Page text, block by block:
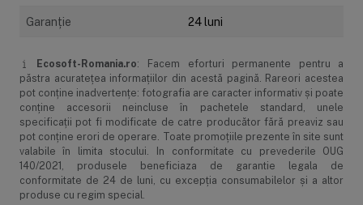
urmatoarele:
1. Remineralizare - Post filtru pentru adaugare de minerale in
apa filtrata.
2. Sterilizator UV - Acesta se monteaza dupa ultimul cartus
din sistem si se fixeaza cu cleme speciale.
Pachetul contine:
Setul de 4 cartuse (3 prefiltrare si 1 postfiltrare)
Garanţie 24 luni
Ecosoft-Romania.ro: Facem eforturi permanente pentru a
păstra acurateţea informaţiilor din acestă pagină. Rareori acestea
pot conţine inadvertenţe: fotografia are caracter informativ şi poate
conţine accesorii neincluse în pachetele standard, unele
specificaţii pot fi modificate de catre producător fără preaviz sau
pot conţine erori de operare. Toate promoţiile prezente în site sunt
valabile în limita stocului. In conformitate cu prevederile OUG
140/2021, produsele beneficiaza de garantie legala de
conformitate de 24 de luni, cu excepția consumabilelor și a altor
produse cu regim special.